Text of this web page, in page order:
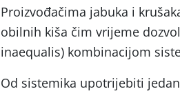
Proizvođačima jabuka i
obilnih kiša čim vrijeme
inaequalis) kombinacijom
Od sistemika upotrijebiti